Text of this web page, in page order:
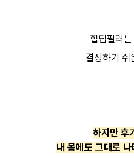
힙딥필러
결정하기 쉬
하지만 후
내 몸에도 그대로